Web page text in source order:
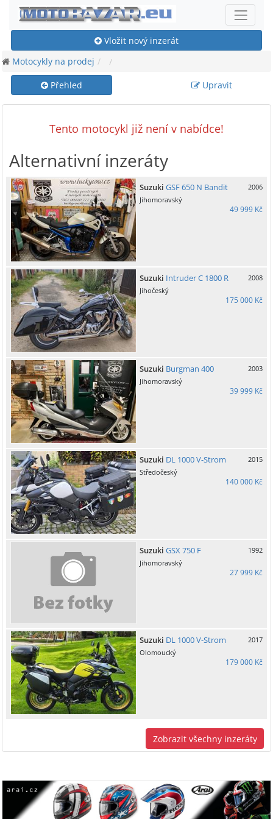
Vložit nový inzerát
Motocykly na prodej
Přehled Upravit
Tento motocykl již není v nabídce!
Alternativní inzeráty
Suzuki GSF 650 N Bandit
2006
Jihomoravský
49 999 Kč
Suzuki Intruder C 1800 R
2008
Jihočeský
175 000 Kč
Suzuki Burgman 400
2003
Jihomoravský
39 999 Kč
Suzuki DL 1000 V-Strom
2015
Středočeský
140 000 Kč
Suzuki GSX 750 F
1992
Jihomoravský
27 999 Kč
Suzuki DL 1000 V-Strom
2017
Olomoucký
179 000 Kč
Zobrazit všechny inzeráty